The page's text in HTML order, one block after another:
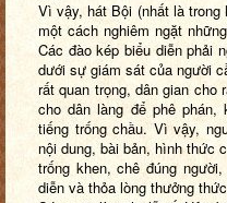
Vì vậy, hát Bội (nhất là
một cách nghiêm ngặt
Các đào kép biểu diễn phải
dưới sự giám sát của người
rất quan trọng, dân gian cho
cho dân làng để phê phán,
tiếng trống chầu. Vì vậy,
nội dung, bài bản, hình thức
trống khen, chê đúng
diễn và thỏa lòng thưởng